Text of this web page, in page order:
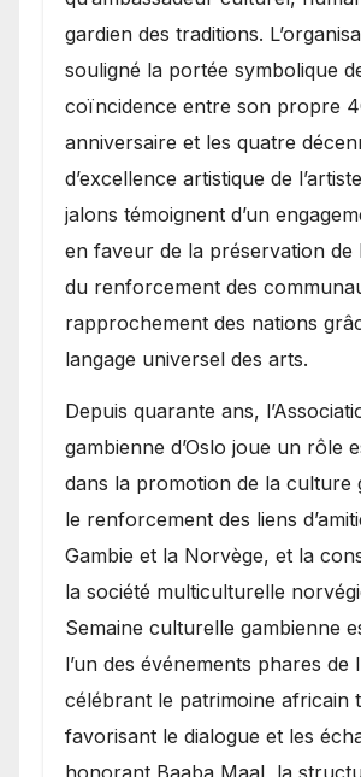
gardien des traditions.
souligné la portée symbolique
coïncidence entre son propre
anniversaire et les quatre
d’excellence artistique de
jalons témoignent d’un
en faveur de la préservation de
du renforcement des
rapprochement des nations
langage universel des arts.
​Depuis quarante ans,
gambienne d’Oslo joue un rôle
dans la promotion de la culture
le renforcement des liens
Gambie et la Norvège, et la
la société multiculturelle
Semaine culturelle gambienne
l’un des événements phares de
célébrant le patrimoine africain
favorisant le dialogue et les
honorant Baaba Maal, la